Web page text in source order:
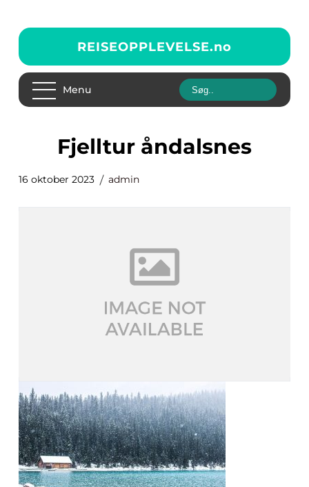
REISEOPPLEVELSE.no
Menu
fjelltur åndalsnes
16 oktober 2023 admin